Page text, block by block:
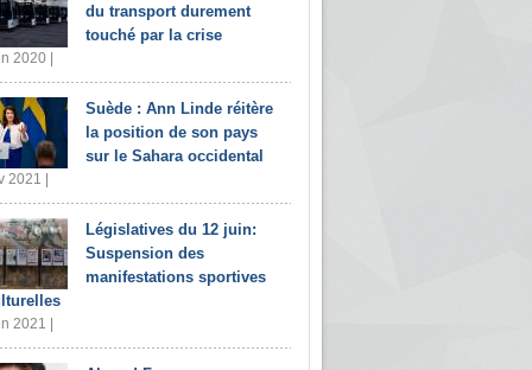
du transport durement
touché par la crise
2020 |
Suède : Ann Linde réitère
la position de son pays
sur le Sahara occidental
2021 |
Législatives du 12 juin:
Suspension des
manifestations sportives
2021 |